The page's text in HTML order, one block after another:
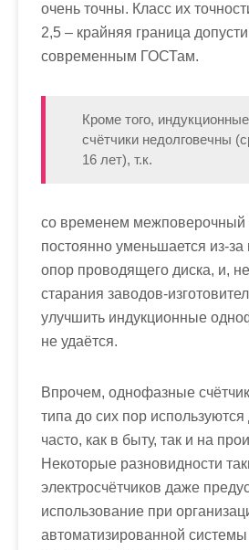
очень точны. Класс их
2,5 – крайняя граница
современным ГОСТам.
Кроме того,
счётчики недолговечны
16 лет), т.к.
со временем межповерочный
постоянно уменьшается из-
опор проводящего диска, и,
старания заводов-
улучшить индукционные
не удаётся.
Впрочем, однофазные
типа до сих пор используются
часто, как в быту, так и на
Некоторые разновидности
электросчётчиков даже
использование при
автоматизированной системы